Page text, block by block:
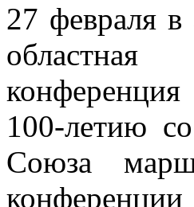
27 февраля в
областная
100-летию
Союза
конференции